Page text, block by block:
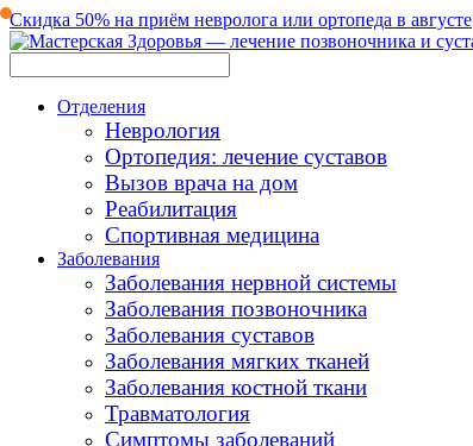
Скидка 50% на приём невролога или ортопеда в августе
Отделения
Неврология
Ортопедия: лечение суставов
Вызов врача на дом
Реабилитация
Спортивная медицина
Заболевания
Заболевания нервной системы
Заболевания позвоночника
Заболевания суставов
Заболевания мягких тканей
Заболевания костной ткани
Травматология
Симптомы заболеваний